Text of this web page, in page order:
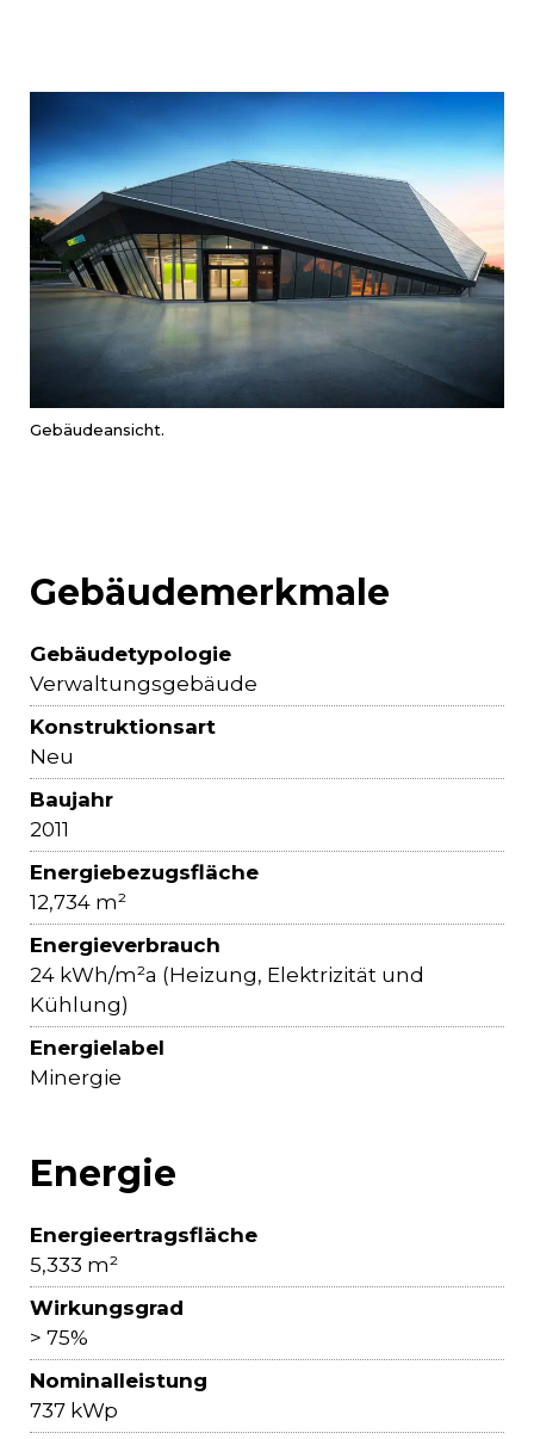
Gebäudeansicht.
Gebäudemerkmale
Gebäudetypologie
Verwaltungsgebäude
Konstruktionsart
Neu
Baujahr
2011
Energiebezugsfläche
12,734 m²
Energieverbrauch
24 kWh/m²a (Heizung, Elektrizität und
Kühlung)
Energielabel
Minergie
Energie
Energieertragsfläche
5,333 m²
Wirkungsgrad
> 75%
Nominalleistung
737 kWp